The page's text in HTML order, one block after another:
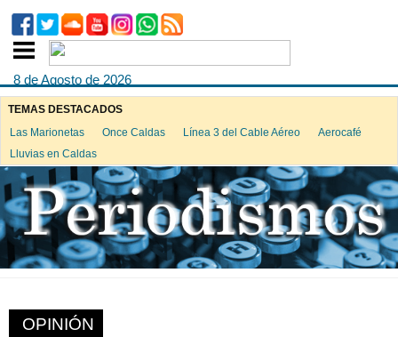
8 de Agosto de 2026
TEMAS DESTACADOS
Las Marionetas
Once Caldas Línea 3 del Cable Aéreo
Aerocafé
Lluvias en Caldas
OPINIÓN